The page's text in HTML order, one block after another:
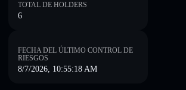
TOTAL DE HOLDERS
6
FECHA DEL ÚLTIMO CONTROL DE
RIESGOS
8/7/2026, 10:55:18 AM